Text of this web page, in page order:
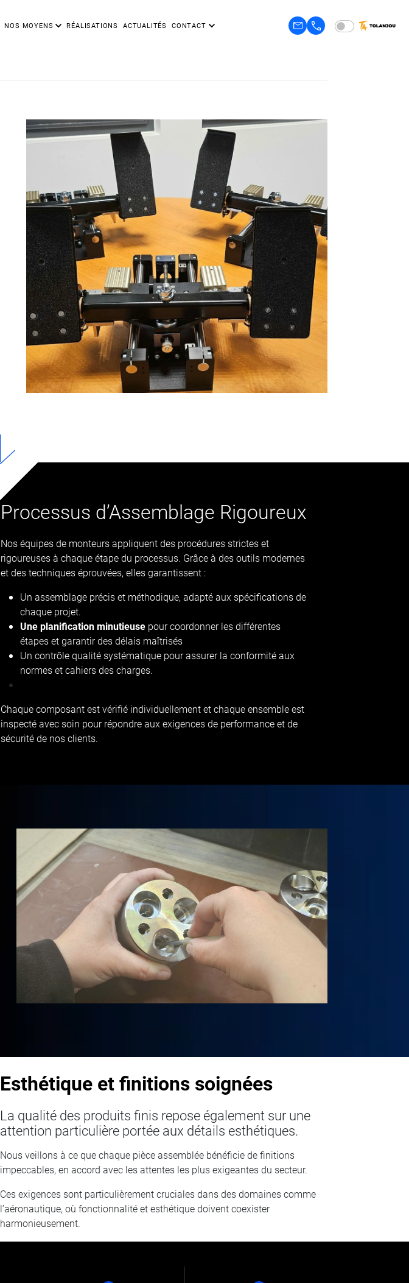
NOS MOYENS RÉALISATIONS ACTUALITÉS CONTACT
Processus d’Assemblage Rigoureux
Nos équipes de monteurs appliquent des procédures strictes et
rigoureuses à chaque étape du processus. Grâce à des outils modernes
et des techniques éprouvées, elles garantissent :
Un assemblage précis et méthodique, adapté aux spécifications de
chaque projet.
Une planification minutieuse pour coordonner les différentes
étapes et garantir des délais maîtrisés
Un contrôle qualité systématique pour assurer la conformité aux
normes et cahiers des charges.
Chaque composant est vérifié individuellement et chaque ensemble est
inspecté avec soin pour répondre aux exigences de performance et de
sécurité de nos clients.
Esthétique et finitions soignées
La qualité des produits finis repose également sur une
attention particulière portée aux détails esthétiques.
Nous veillons à ce que chaque pièce assemblée bénéficie de finitions
impeccables, en accord avec les attentes les plus exigeantes du secteur.
Ces exigences sont particulièrement cruciales dans des domaines comme
l’aéronautique, où fonctionnalité et esthétique doivent coexister
harmonieusement.